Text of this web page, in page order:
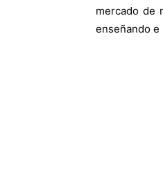
mercado de
enseñando